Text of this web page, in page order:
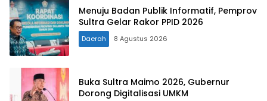
Menuju Badan Publik Informatif, Pemprov
Sultra Gelar Rakor PPID 2026
Daerah 8 Agustus 2026
Buka Sultra Maimo 2026, Gubernur
Dorong Digitalisasi UMKM